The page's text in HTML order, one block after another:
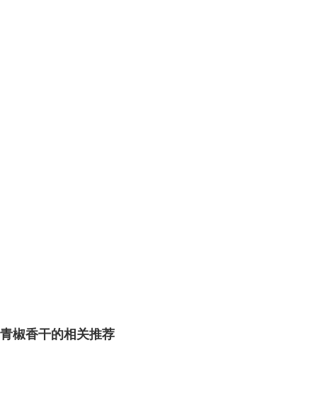
青椒香干的相关推荐